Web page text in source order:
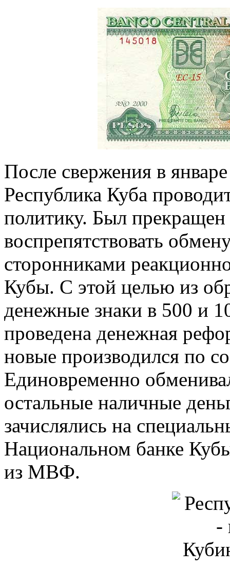
После свержения в
Республика Куба
политику. Был
воспрепятствовать
сторонниками
Кубы. С этой целью из
денежные знаки в 500 и
проведена денежная
новые производился по
Единовременно
остальные наличные
зачислялись на
Национальном банке
из МВФ.